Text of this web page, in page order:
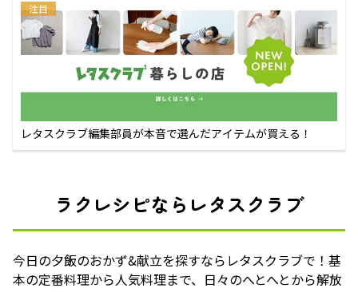
注目
レタスクラブ編集部員が本音で選んだアイテムが買える！
ラクレシピならレタスクラブ
今日の夕飯のおかず&献立を探すならレタスクラブで！基
本の定番料理から人気料理まで、日々のへとへとから解放